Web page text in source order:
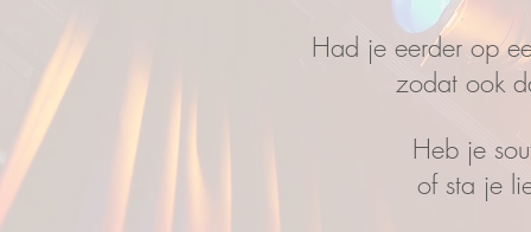
Had je eerder op
zodat ook
Heb je
of sta je